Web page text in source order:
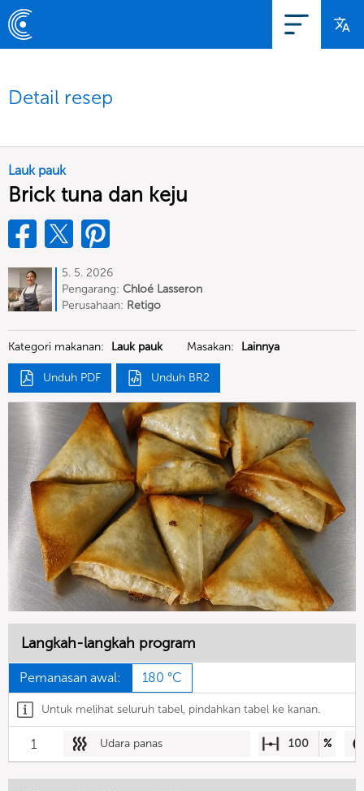
Detail resep
Lauk pauk
Brick tuna dan keju
5. 5. 2026
Pengarang: Chloé Lasseron
Perusahaan: Retigo
Kategori makanan: Lauk pauk Masakan: Lainnya
Unduh PDF Unduh BR2
Langkah-langkah program
Pemanasan awal: 180 °C
Untuk melihat seluruh tabel, pindahkan tabel ke kanan.
1 Udara panas 100 %